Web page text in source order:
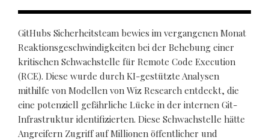
GitHubs Sicherheitsteam bewies im vergangenen Monat
Reaktionsgeschwindigkeiten bei der Behebung einer
kritischen Schwachstelle für Remote Code Execution
(RCE). Diese wurde durch KI-gestützte Analysen
mithilfe von Modellen von Wiz Research entdeckt, die
eine potenziell gefährliche Lücke in der internen Git-
Infrastruktur identifizierten. Diese Schwachstelle hätte
Angreifern Zugriff auf Millionen öffentlicher und